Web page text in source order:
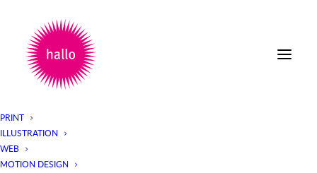
PRINT
ILLUSTRATION
WEB
MOTION DESIGN